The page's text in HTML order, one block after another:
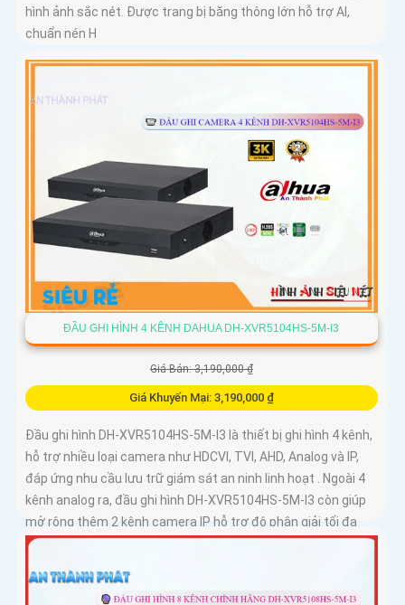
hình ảnh sắc nét. Được trang bị băng thông lớn hỗ trợ AI,
chuẩn nén H
ĐẦU GHI HÌNH 4 KÊNH DAHUA DH-XVR5104HS-5M-I3
Giá Bán: 3,190,000 ₫
Giá Khuyến Mại: 3,190,000 ₫
Đầu ghi hình DH-XVR5104HS-5M-I3 là thiết bị ghi hình 4 kênh,
hỗ trợ nhiều loại camera như HDCVI, TVI, AHD, Analog và IP,
đáp ứng nhu cầu lưu trữ giám sát an ninh linh hoạt . Ngoài 4
kênh analog ra, đầu ghi hình DH-XVR5104HS-5M-I3 còn giúp
mở rộng thêm 2 kênh camera IP hỗ trợ độ phân giải tối đa
6MP